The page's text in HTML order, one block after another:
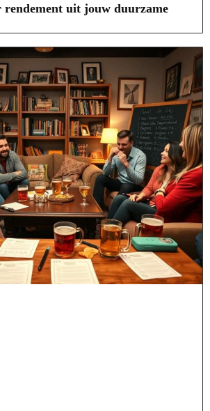
rendement uit jouw duurzame